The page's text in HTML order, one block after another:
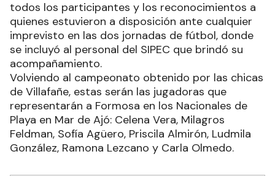
todos los participantes y los reconocimientos a
quienes estuvieron a disposición ante cualquier
imprevisto en las dos jornadas de fútbol, donde
se incluyó al personal del SIPEC que brindó su
acompañamiento.
Volviendo al campeonato obtenido por las chicas
de Villafañe, estas serán las jugadoras que
representarán a Formosa en los Nacionales de
Playa en Mar de Ajó: Celena Vera, Milagros
Feldman, Sofía Agüero, Priscila Almirón, Ludmila
González, Ramona Lezcano y Carla Olmedo.